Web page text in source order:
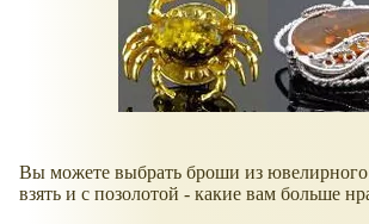
Вы можете выбрать броши из ювелирного
взять и с позолотой - какие вам больше